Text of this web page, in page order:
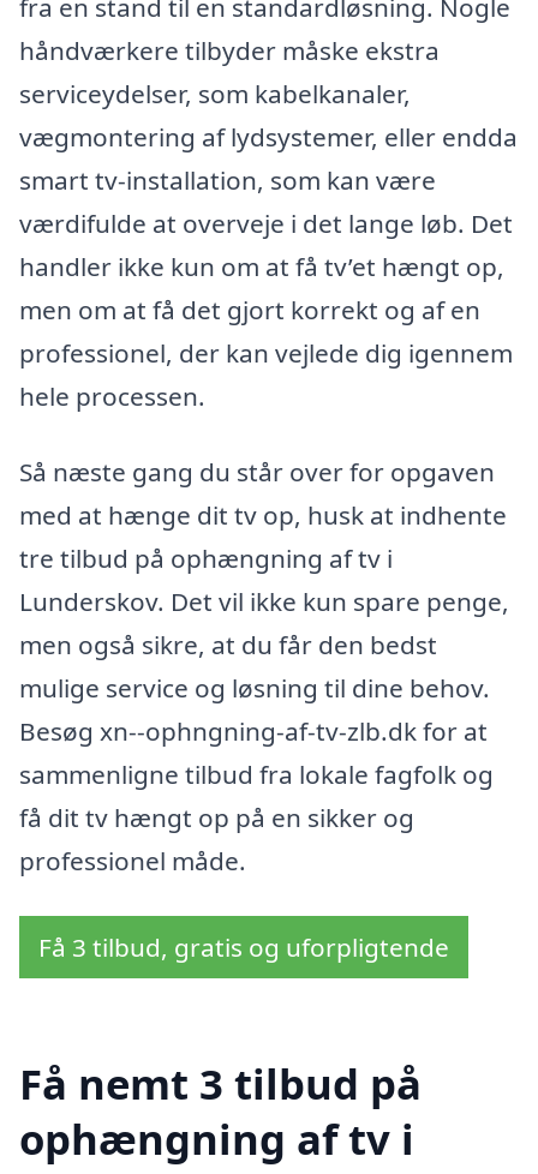
fra en stand til en standardløsning. Nogle
håndværkere tilbyder måske ekstra
serviceydelser, som kabelkanaler,
vægmontering af lydsystemer, eller endda
smart tv-installation, som kan være
værdifulde at overveje i det lange løb. Det
handler ikke kun om at få tv’et hængt op,
men om at få det gjort korrekt og af en
professionel, der kan vejlede dig igennem
hele processen.
Så næste gang du står over for opgaven
med at hænge dit tv op, husk at indhente
tre tilbud på ophængning af tv i
Lunderskov. Det vil ikke kun spare penge,
men også sikre, at du får den bedst
mulige service og løsning til dine behov.
Besøg xn--ophngning-af-tv-zlb.dk for at
sammenligne tilbud fra lokale fagfolk og
få dit tv hængt op på en sikker og
professionel måde.
Få 3 tilbud, gratis og uforpligtende
Få nemt 3 tilbud på
ophængning af tv i